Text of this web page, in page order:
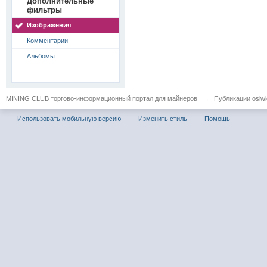
фильтры
Изображения
Комментарии
Альбомы
MINING CLUB торгово-информационный портал для майнеров → Публикации
Использовать мобильную версию Изменить стиль Помощь